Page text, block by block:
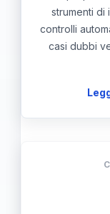
strumenti di
controlli
casi dubbi